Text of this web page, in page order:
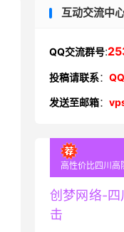
互动交流中
QQ交流群号:
投稿请联系：
发送至邮箱：
高性价比四川高
创梦网络-四
击